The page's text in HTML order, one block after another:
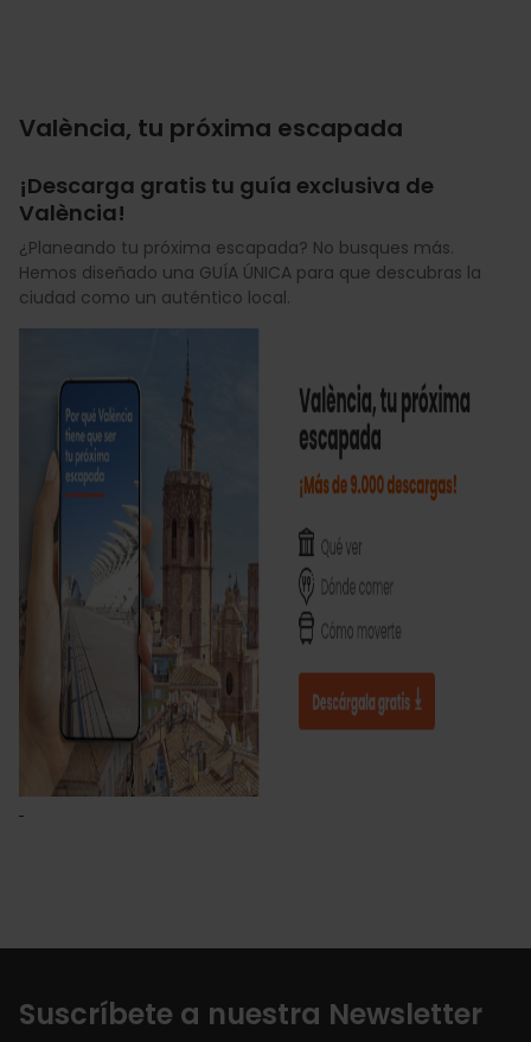
València, tu próxima escapada
¡Descarga gratis tu guía exclusiva de
València!
¿Planeando tu próxima escapada? No busques más.
Hemos diseñado una GUÍA ÚNICA para que descubras la
ciudad como un auténtico local.
Suscríbete a nuestra Newsletter